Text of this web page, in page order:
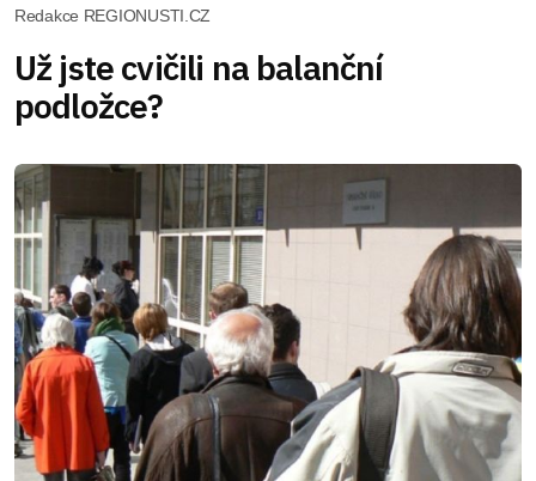
Redakce REGIONUSTI.CZ
Už jste cvičili na balanční
podložce?